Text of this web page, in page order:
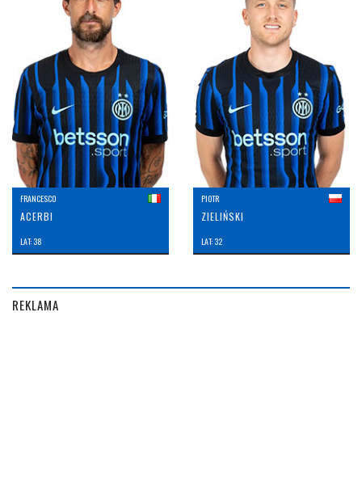
FRANCESCO
ACERBI
LAT: 38
PIOTR
ZIELIŃSKI
LAT: 32
REKLAMA